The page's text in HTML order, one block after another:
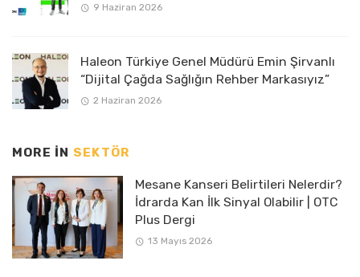
9 Haziran 2026
Haleon Türkiye Genel Müdürü Emin Şirvanlı
“Dijital Çağda Sağlığın Rehber Markasıyız”
2 Haziran 2026
MORE IN SEKTÖR
Mesane Kanseri Belirtileri Nelerdir?
İdrarda Kan İlk Sinyal Olabilir | OTC
Plus Dergi
13 Mayıs 2026